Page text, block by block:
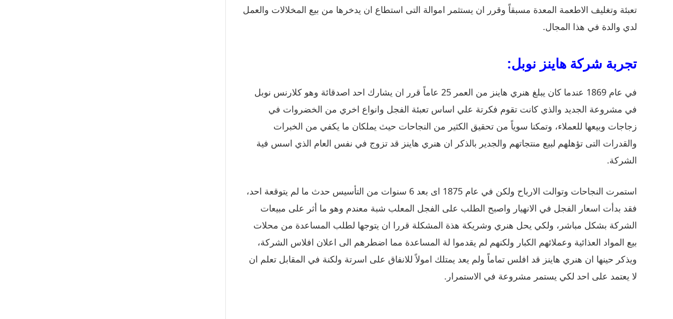
تعبئة وتغليف الاطعمة المعدة مسبقاً وقرر ان يستثمر اموالة التى استطاع ان يدخرها من بيع المخلالات والعمل
لدي والدة في هذا المجال.
تجربة شركة هاينز نوبل:
في عام 1869 عندما كان يبلغ هنري هاينز من العمر 25 عاماً قرر ان يشارك احد اصدقائة وهو كلارنس نوبل
في مشروعة الجديد والذي كانت تقوم فكرتة علي اساس تعبئة الفجل وانواع اخري من الخضروات في
زجاجات وبيعها للعملاء، وتمكنا سوياً من تحقيق الكثير من النجاحات حيث يملكان ما يكفي من الخبرات
والقدرات التى تؤهلهم لبيع منتجاتهم والجدير بالذكر ان هنري هاينز قد تزوج في نفس العام الذي اسس فية
الشركة.
استمرت النجاحات وتوالت الارباح ولكن في عام 1875 اى بعد 6 سنوات من التأسيس حدث ما لم يتوقعة احد،
فقد بدأت اسعار الفجل في الانهيار واصبح الطلب على الفجل المعلب شبة معندم وهو ما أثر على مبيعات
الشركة بشكل مباشر، ولكي يحل هنري وشريكة هذة المشكلة قررا ان يتوجها لطلب المساعدة من محلات
بيع المواد العذائية وعملائهم الكبار ولكنهم لم يقدموا لة المساعدة مما اضطرهم الى اعلان افلاس الشركة،
ويذكر حينها ان هنري هاينز قد افلس تماماً ولم يعد يمتلك امولاً للانفاق على اسرتة ولكنة في المقابل تعلم ان
لا يعتمد على احد لكي يستمر مشروعة في الاستمرار.